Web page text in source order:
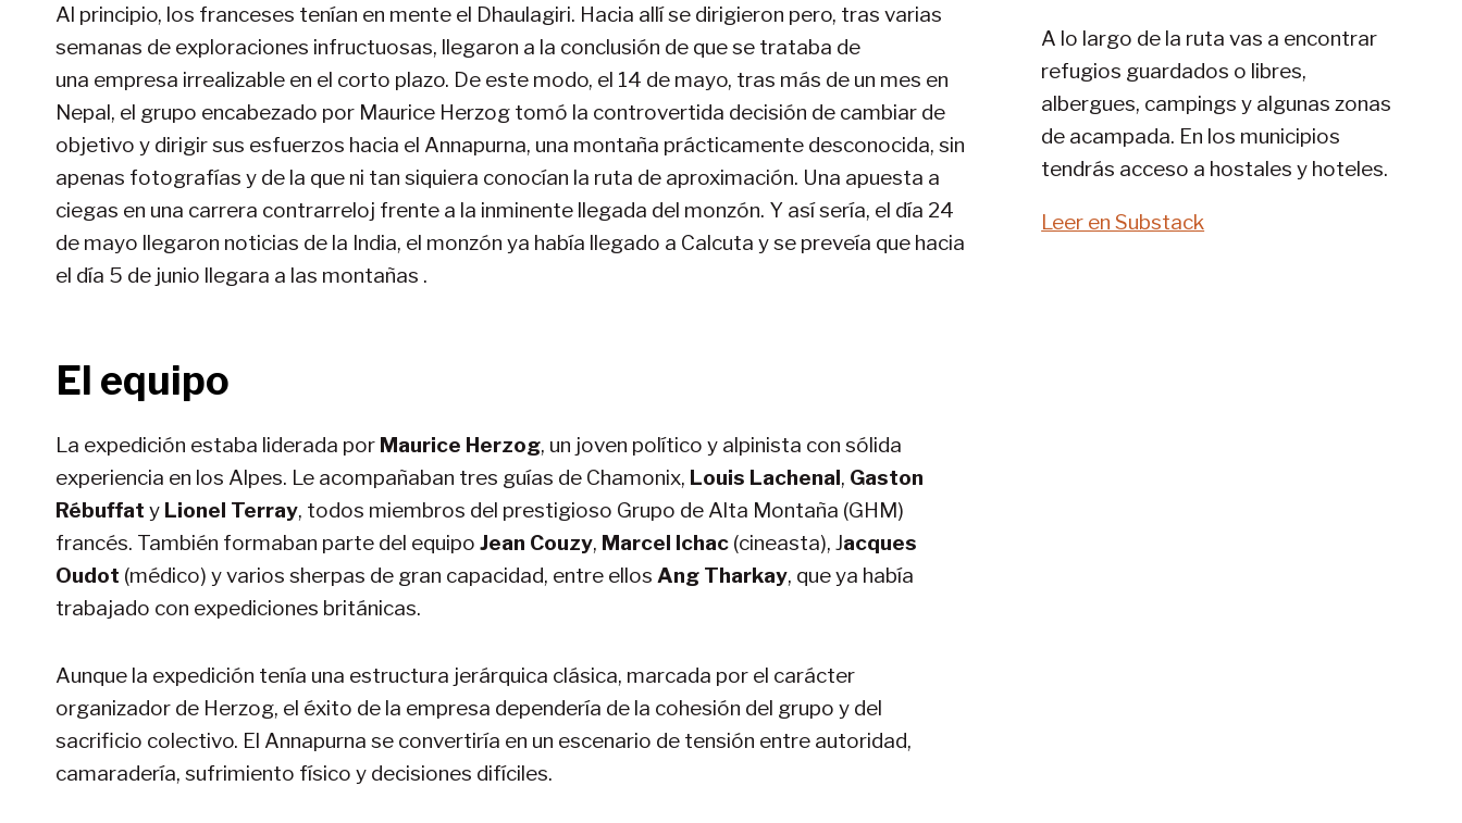
Al principio, los franceses tenían en mente el Dhaulagiri. Hacia allí se dirigieron pero, tras varias
semanas de exploraciones infructuosas, llegaron a la conclusión de que se trataba de
una empresa irrealizable en el corto plazo. De este modo, el 14 de mayo, tras más de un mes en
Nepal, el grupo encabezado por Maurice Herzog tomó la controvertida decisión de cambiar de
objetivo y dirigir sus esfuerzos hacia el Annapurna, una montaña prácticamente desconocida, sin
apenas fotografías y de la que ni tan siquiera conocían la ruta de aproximación. Una apuesta a
ciegas en una carrera contrarreloj frente a la inminente llegada del monzón. Y así sería, el día 24
de mayo llegaron noticias de la India, el monzón ya había llegado a Calcuta y se preveía que hacia
el día 5 de junio llegara a las montañas .
El equipo
La expedición estaba liderada por Maurice Herzog, un joven político y alpinista con sólida
experiencia en los Alpes. Le acompañaban tres guías de Chamonix, Louis Lachenal, Gaston
Rébuffat y Lionel Terray, todos miembros del prestigioso Grupo de Alta Montaña (GHM)
francés. También formaban parte del equipo Jean Couzy, Marcel Ichac (cineasta), Jacques
Oudot (médico) y varios sherpas de gran capacidad, entre ellos Ang Tharkay, que ya había
trabajado con expediciones británicas.
Aunque la expedición tenía una estructura jerárquica clásica, marcada por el carácter
organizador de Herzog, el éxito de la empresa dependería de la cohesión del grupo y del
sacrificio colectivo. El Annapurna se convertiría en un escenario de tensión entre autoridad,
camaradería, sufrimiento físico y decisiones difíciles.
A lo largo de la ruta vas a encontrar
refugios guardados o libres,
albergues, campings y algunas zonas
de acampada. En los municipios
tendrás acceso a hostales y hoteles.
Leer en Substack